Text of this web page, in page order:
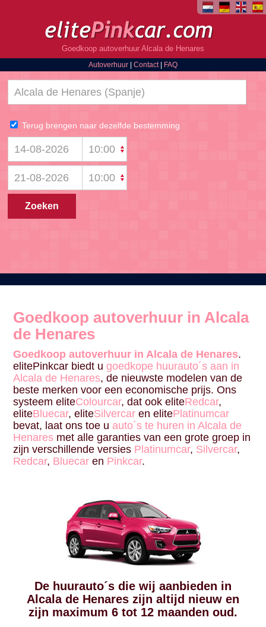
Goedkoop autoverhuur Alcala de Henares
Autoverhuur
Contact| FAQ
Goedkoop autoverhuur in Alcala
de Henares
Goedkoop autoverhuur in Alcala de Henares.
elitePinkcar biedt ugoedkope huurauto´s aan in
Alcala de Henares, de nieuwste modelen van de
beste merken voor een economische prijs. Ons
systeem eliteColourcar, dat ook eliteRedcar,
eliteBluecar, eliteSilvercar en elitePlatinumcar
bevat, laat ons toe u auto´s te huren in Alcala de
Henares met alle garanties van een grote groep in
zijn verschillende versies Platinumcar, Silvercar,
Redcar, Bluecar en Pinkcar.
De huurauto´s die wij aanbieden in
Alcala de Henares zijn altijd nieuw en
zijn maximum 6 tot 12 maanden oud.
Terug brengen naar dezelfde bestemming